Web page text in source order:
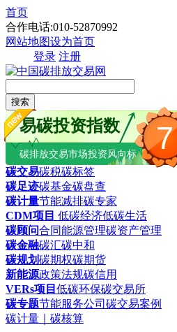
首页
合作电话:010-52870992
网站地图设为首页
登录 注册
搜索
7
易碳投资指数
碳排放交易市场投资风向标
碳交易碳税碳标签
碳足迹碳基金碳盘查
碳计量节能减排碳专家
CDM项目 低碳经济低碳生活
碳顾问合同能源管理碳资产管理
碳金融碳汇碳中和
碳规划碳期权碳期货
新能源政策法规碳信用
VERs项目 低碳环保碳交易所
碳专题节能服务公司 碳交易案例
碳计量｜碳核算